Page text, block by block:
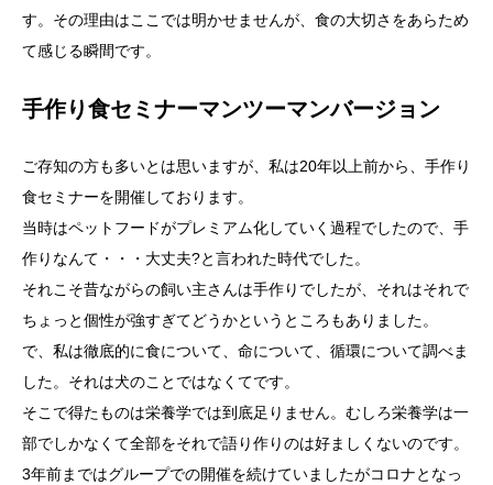
す。その理由はここでは明かせませんが、食の大切さをあらため
て感じる瞬間です。
手作り食セミナーマンツーマンバージョン
ご存知の方も多いとは思いますが、私は20年以上前から、手作り
食セミナーを開催しております。
当時はペットフードがプレミアム化していく過程でしたので、手
作りなんて・・・大丈夫?と言われた時代でした。
それこそ昔ながらの飼い主さんは手作りでしたが、それはそれで
ちょっと個性が強すぎてどうかというところもありました。
で、私は徹底的に食について、命について、循環について調べま
した。それは犬のことではなくてです。
そこで得たものは栄養学では到底足りません。むしろ栄養学は一
部でしかなくて全部をそれで語り作りのは好ましくないのです。
3年前まではグループでの開催を続けていましたがコロナとなっ